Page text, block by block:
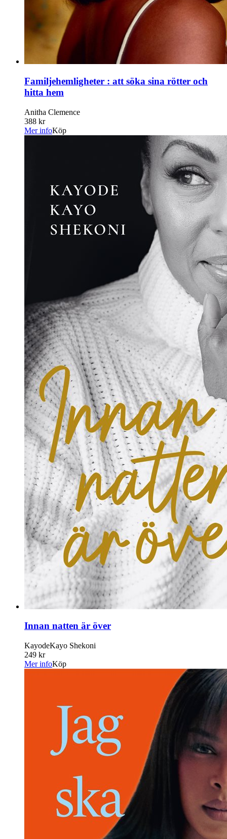
Familjehemligheter : att söka sina rötter och
hitta hem
Anitha Clemence
388 kr
Mer infoKöp
Innan natten är över
KayodeKayo Shekoni
249 kr
Mer infoKöp